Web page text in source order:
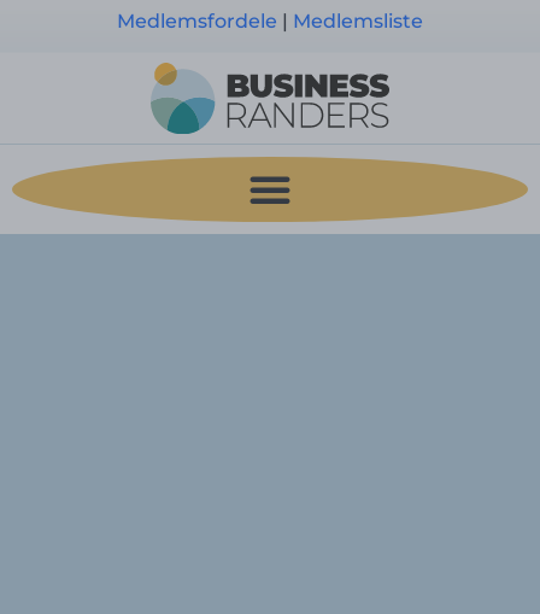
Medlemsfordele | Medlemsliste